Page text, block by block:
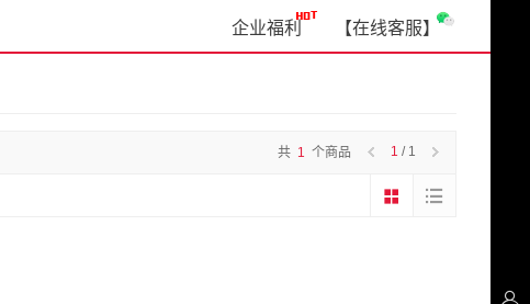
【在线客服】
企业福利
1 / 1
共 1 个商品